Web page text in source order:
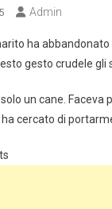
Admin
ha
gesto crudele
un cane.
cercato di